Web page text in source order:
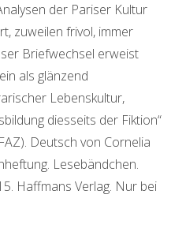
der Pariser Kultur
zuweilen frivol, immer
Briefwechsel erweist
als glänzend
Lebenskultur,
diesseits der Fiktion“
Deutsch von Cornelia
Lesebändchen.
Haffmans Verlag. Nur bei